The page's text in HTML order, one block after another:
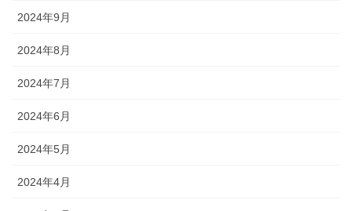
2024年9月
2024年8月
2024年7月
2024年6月
2024年5月
2024年4月